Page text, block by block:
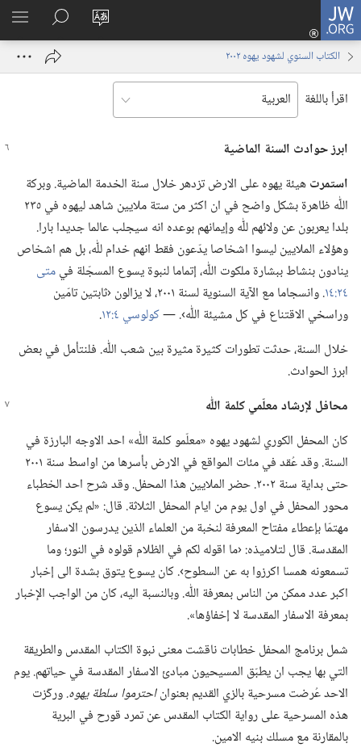
JW.ORG
تغيير
الموقع
تسجيل
الدخول
نافذة
البحث
في
JW.‎ORG
الكتاب السنوي لشهود يهوه ٢٠٠٢
اقرأ باللغة
ابرز حوادث السنة الماضية
استمرتهيئة يهوه على الارض تزدهر خلال سنة الخدمة الماضية.‏ وبركة
اللّٰه ظاهرة بشكل واضح في ان اكثر من ستة ملايين شاهد ليهوه في ٢٣٥
بلدا يعربون عن ولائهم للّٰه وإيمانهم بوعده انه سيجلب عالما جديدا بارا.‏
وهؤلاء الملايين ليسوا اشخاصا يدّعون فقط انهم خدام للّٰه،‏ بل هم اشخاص
ينادون بنشاط ببشارة ملكوت اللّٰه،‏ إتماما لنبوة يسوع المسجّلة فيمتى
٢٤:‏١٤
‏.‏ وانسجاما مع الآية السنوية لسنة ٢٠٠١،‏ لا يزالون ‹ثابتين تامّين
وراسخي الاقتناع في كل مشيئة اللّٰه›.‏ —‏كولوسي ٤:‏١٢
‏.‏
خلال السنة،‏ حدثت تطورات كثيرة مثيرة بين شعب اللّٰه.‏ فلنتأمل في بعض
ابرز الحوادث.‏
محافل لإرشاد معلّمي كلمة اللّٰه
كان المحفل الكوري لشهود يهوه «معلّمو كلمة اللّٰه» احد الاوجه البارزة في
السنة.‏ وقد عُقد في مئات المواقع في الارض بأسرها من اواسط سنة ٢٠٠١
حتى بداية سنة ٢٠٠٢.‏ حضر الملايين هذا المحفل.‏ وقد شرح احد الخطباء
محور المحفل في اول يوم من ايام المحفل الثلاثة.‏ قال:‏ «لم يكن يسوع
مهتمّا بإعطاء مفتاح المعرفة لنخبة من العلماء الذين يدرسون الاسفار
المقدسة.‏ قال لتلاميذه:‏ ‹ما اقوله لكم في الظلام قولوه في النور؛‏ وما
تسمعونه همسا اكرزوا به عن السطوح›.‏ كان يسوع يتوق بشدة الى إخبار
اكبر عدد ممكن من الناس بمعرفة اللّٰه.‏ وبالنسبة اليه،‏ كان من الواجب الإخبار
بمعرفة الاسفار المقدسة لا إخفاؤها».‏
شمل برنامج المحفل خطابات ناقشت معنى نبوة الكتاب المقدس والطريقة
التي بها يجب ان يطبّق المسيحيون مبادئ الاسفار المقدسة في حياتهم.‏ يوم
الاحد عُرضت مسرحية بالزي القديم بعنواناحترموا سلطة يهوه.‏وركّزت
هذه المسرحية على رواية الكتاب المقدس عن تمرد قورح في البرية
بالمقارنة مع مسلك بنيه الامين.‏